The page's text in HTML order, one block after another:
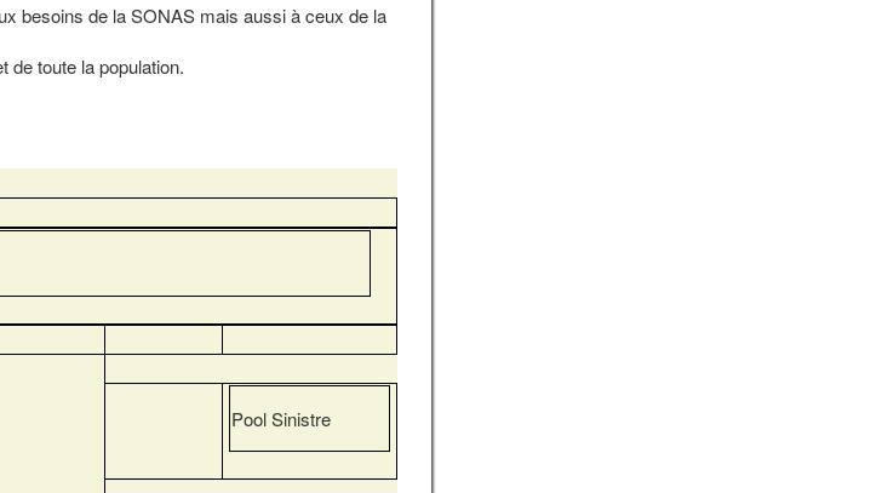
besoins de la SONAS mais aussi à ceux de la
de toute la population.
Pool Sinistre